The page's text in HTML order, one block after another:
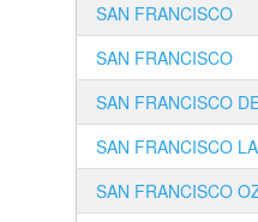
SAN FRANCISCO
SAN FRANCISCO
SAN FRANCISCO
SAN FRANCISCO
SAN FRANCISCO